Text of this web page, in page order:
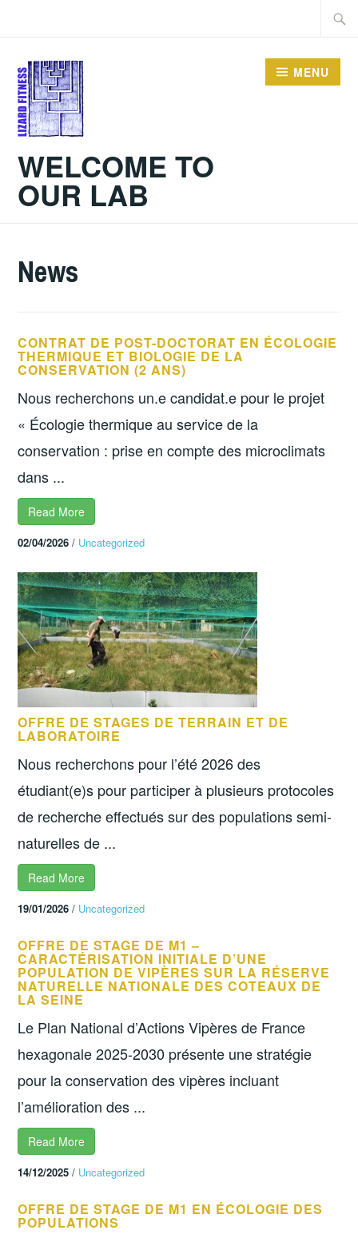
content
WELCOME TO
OUR LAB
MENU
News
CONTRAT DE POST-DOCTORAT EN ÉCOLOGIE
THERMIQUE ET BIOLOGIE DE LA
CONSERVATION (2 ANS)
Nous recherchons un.e candidat.e pour le projet
« Écologie thermique au service de la
conservation : prise en compte des microclimats
dans ...
Read More
02/04/2026 / Uncategorized
OFFRE DE STAGES DE TERRAIN ET DE
LABORATOIRE
Nous recherchons pour l’été 2026 des
étudiant(e)s pour participer à plusieurs protocoles
de recherche effectués sur des populations semi-
naturelles de ...
Read More
19/01/2026 / Uncategorized
OFFRE DE STAGE DE M1 –
CARACTÉRISATION INITIALE D’UNE
POPULATION DE VIPÈRES SUR LA RÉSERVE
NATURELLE NATIONALE DES COTEAUX DE
LA SEINE
Le Plan National d’Actions Vipères de France
hexagonale 2025-2030 présente une stratégie
pour la conservation des vipères incluant
l’amélioration des ...
Read More
14/12/2025 / Uncategorized
OFFRE DE STAGE DE M1 EN ÉCOLOGIE DES
POPULATIONS